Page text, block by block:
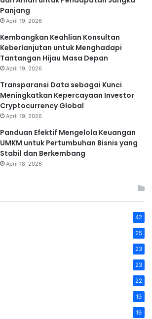
Panjang
April 19, 2026
Kembangkan Keahlian Konsultan
Keberlanjutan untuk Menghadapi
Tantangan Hijau Masa Depan
April 19, 2026
Transparansi Data sebagai Kunci
Meningkatkan Kepercayaan Investor
Cryptocurrency Global
April 19, 2026
Panduan Efektif Mengelola Keuangan
UMKM untuk Pertumbuhan Bisnis yang
Stabil dan Berkembang
April 18, 2026
42
25
23
23
22
19
19